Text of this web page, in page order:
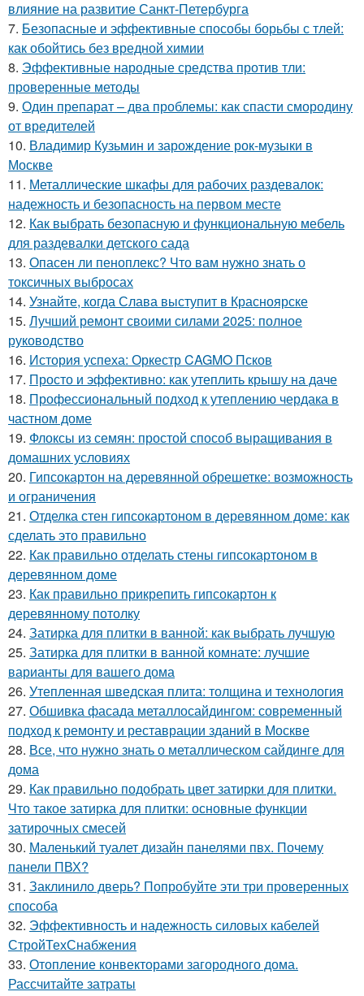
влияние на развитие Санкт-Петербурга
7. Безопасные и эффективные способы борьбы с тлей:
как обойтись без вредной химии
8. Эффективные народные средства против тли:
проверенные методы
9. Один препарат – два проблемы: как спасти смородину
от вредителей
10. Владимир Кузьмин и зарождение рок-музыки в
Москве
11. Металлические шкафы для рабочих раздевалок:
надежность и безопасность на первом месте
12. Как выбрать безопасную и функциональную мебель
для раздевалки детского сада
13. Опасен ли пеноплекс? Что вам нужно знать о
токсичных выбросах
14. Узнайте, когда Слава выступит в Красноярске
15. Лучший ремонт своими силами 2025: полное
руководство
16. История успеха: Оркестр CAGMO Псков
17. Просто и эффективно: как утеплить крышу на даче
18. Профессиональный подход к утеплению чердака в
частном доме
19. Флоксы из семян: простой способ выращивания в
домашних условиях
20. Гипсокартон на деревянной обрешетке: возможность
и ограничения
21. Отделка стен гипсокартоном в деревянном доме: как
сделать это правильно
22. Как правильно отделать стены гипсокартоном в
деревянном доме
23. Как правильно прикрепить гипсокартон к
деревянному потолку
24. Затирка для плитки в ванной: как выбрать лучшую
25. Затирка для плитки в ванной комнате: лучшие
варианты для вашего дома
26. Утепленная шведская плита: толщина и технология
27. Обшивка фасада металлосайдингом: современный
подход к ремонту и реставрации зданий в Москве
28. Все, что нужно знать о металлическом сайдинге для
дома
29. Как правильно подобрать цвет затирки для плитки.
Что такое затирка для плитки: основные функции
затирочных смесей
30. Маленький туалет дизайн панелями пвх. Почему
панели ПВХ?
31. Заклинило дверь? Попробуйте эти три проверенных
способа
32. Эффективность и надежность силовых кабелей
СтройТехСнабжения
33. Отопление конвекторами загородного дома.
Рассчитайте затраты